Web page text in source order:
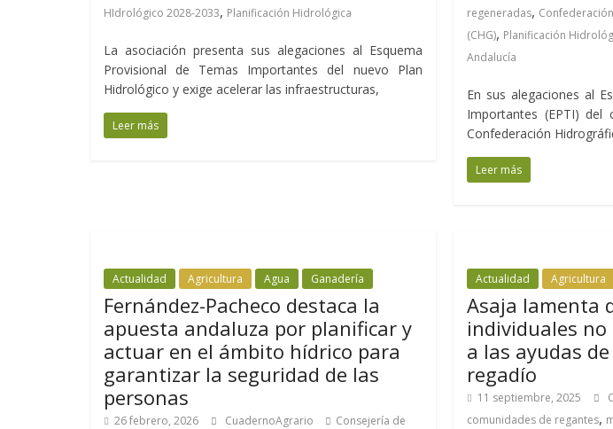
HIdrológico 2028-2033, Planificación Hidrológica
La asociación presenta sus alegaciones al Esquema
Provisional de Temas Importantes del nuevo Plan
Hidrológico y exige acelerar las infraestructuras,
Leer más
regeneradas,
(CHG), Planificación
Andalucía
En sus alegaciones al
Importantes (EPTI) del
Confederación
Leer más
Actualidad Agricultura Agua Ganadería
Fernández-Pacheco destaca la
apuesta andaluza por planificar y
actuar en el ámbito hídrico para
garantizar la seguridad de las
personas
26 febrero, 2026 CuadernoAgrario
Consejería de
Actualidad Agricultura
Asaja lamenta
individuales no
a las ayudas
regadío
11 septiembre, 2025
comunidades de regantes,